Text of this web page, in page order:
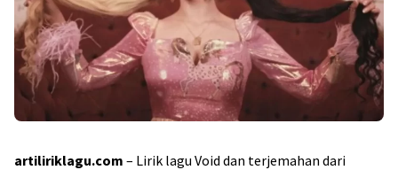
artiliriklagu.com – Lirik lagu Void dan terjemahan dari